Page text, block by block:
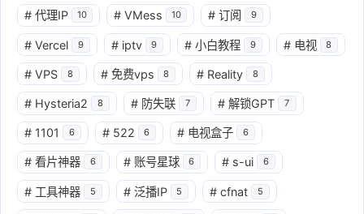
# 代理IP 10 # VMess 10 # 订阅 9
# Vercel 9 # iptv 9 # 小白教程 9 # 电视 8
# VPS 8 # 免费vps 8 # Reality 8
# Hysteria2 8 # 防失联 7 # 解锁GPT 7
# 1101 6 # 522 6 # 电视盒子 6
# 看片神器 6 # 账号星球 6 # s-ui 6
# 工具神器 5 # 泛播IP 5 # cfnat 5